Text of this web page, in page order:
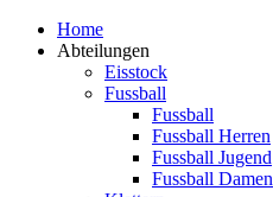
Zum
Inhalt
Home
Abteilungen
Eisstock
Fussball
Fussball
Fussball Herren
Fussball Jugend
Fussball Damen